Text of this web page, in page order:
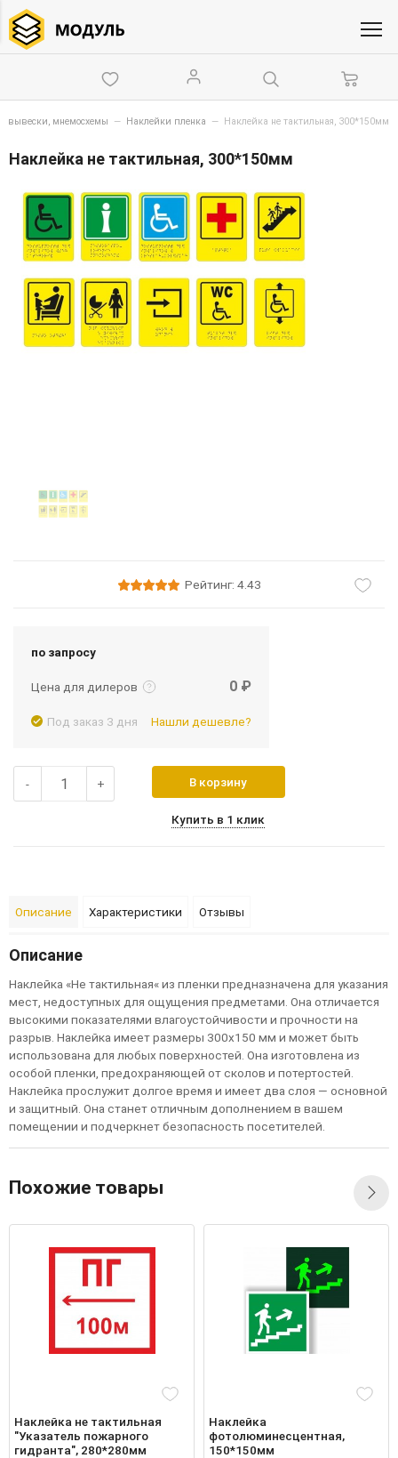
вывески, мнемосхемы — Наклейки пленка — Наклейка не тактильная, 300*150мм
Наклейка не тактильная, 300*150мм
Рейтинг: 4.43
по запросу
Цена для дилеров 0 ₽
Под заказ 3 дня Нашли дешевле?
- + В корзину
Купить в 1 клик
Описание Характеристики Отзывы
Описание
Наклейка «Не тактильная«из пленки предназначена для указания
мест, недоступных для ощущения предметами. Она отличается
высокими показателями влагоустойчивости и прочности на
разрыв. Наклейка имеетразмеры 300x150 мм и можетбыть
использована для любых поверхностей. Она изготовлена из
особой пленки, предохраняющей отсколов и потертостей.
Наклейка прослужитдолгое время и имеетдва слоя — основной
и защитный. Она станетотличным дополнением в вашем
помещении и подчеркнетбезопасность посетителей.
Похожие товары
Наклейка не тактильная
"Указатель пожарного
гидранта", 280*280мм
Наклейка
фотолюминесцентная,
150*150мм